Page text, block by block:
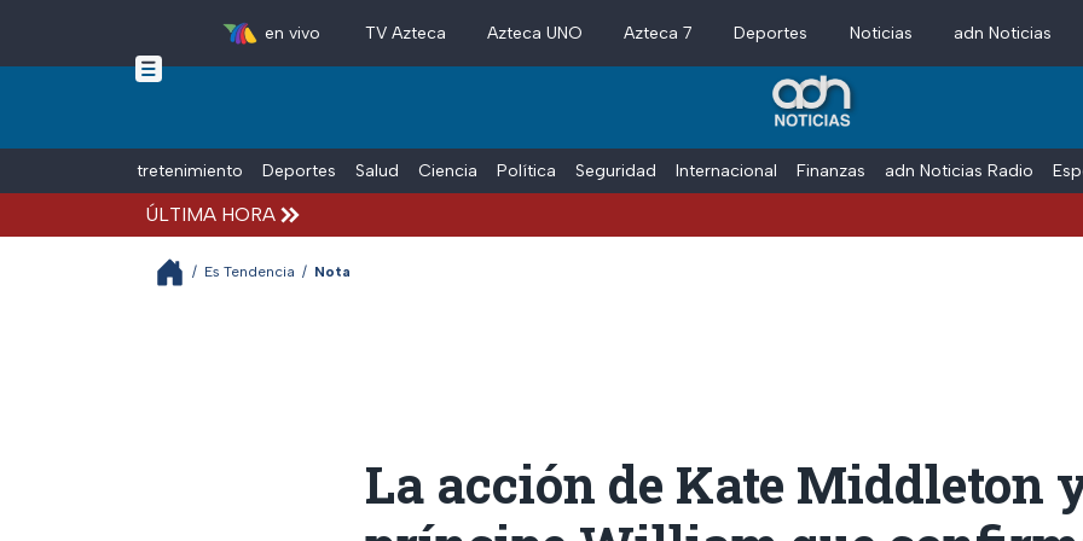
Skip to main content
en vivo TV Azteca Azteca UNO Azteca 7 Deportes Noticias adn Noticias
Entretenimiento Deportes Salud Ciencia Política Seguridad Internacional Finanzas adn Noticias Radio
ÚLTIMA HORA
/ Es Tendencia / Nota
La acción de Kate Middleton